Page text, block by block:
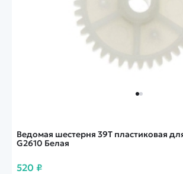
Ведомая шестерня 39Т пластиковая
G2610 Белая
520 ₽